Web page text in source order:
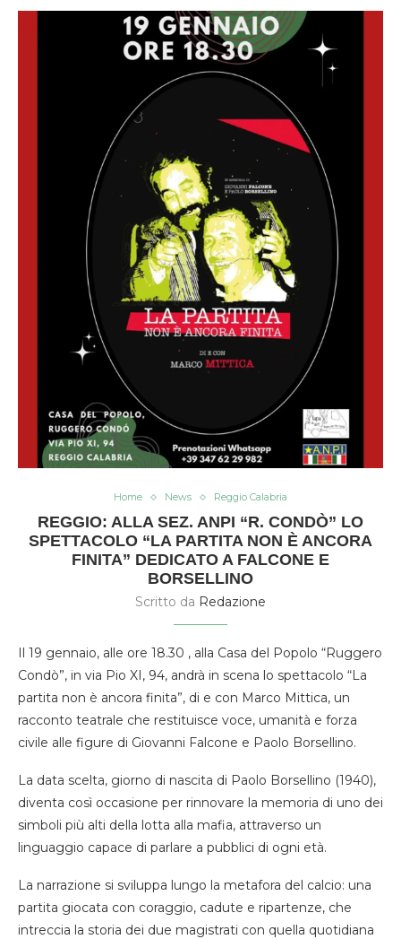
Home News Reggio Calabria
REGGIO: ALLA SEZ. ANPI “R. CONDÒ” LO
SPETTACOLO “LA PARTITA NON È ANCORA
FINITA” DEDICATO A FALCONE E
BORSELLINO
Scritto da Redazione
Il 19 gennaio, alle ore 18.30 , alla Casa del Popolo “Ruggero
Condò”, in via Pio XI, 94, andrà in scena lo spettacolo “La
partita non è ancora finita”, di e con Marco Mittica, un
racconto teatrale che restituisce voce, umanità e forza
civile alle figure di Giovanni Falcone e Paolo Borsellino.
La data scelta, giorno di nascita di Paolo Borsellino (1940),
diventa così occasione per rinnovare la memoria di uno dei
simboli più alti della lotta alla mafia, attraverso un
linguaggio capace di parlare a pubblici di ogni età.
La narrazione si sviluppa lungo la metafora del calcio: una
partita giocata con coraggio, cadute e ripartenze, che
intreccia la storia dei due magistrati con quella quotidiana